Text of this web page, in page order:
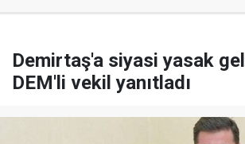
Demirtaş'a siyasi yasak
DEM'li vekil yanıtladı